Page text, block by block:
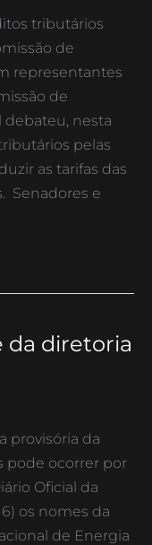
tributários
de
representantes
de
debateu, nesta
pelas
as tarifas das
Senadores e
da diretoria
provisória da
pode ocorrer por
Oficial da
os nomes da
de Energia